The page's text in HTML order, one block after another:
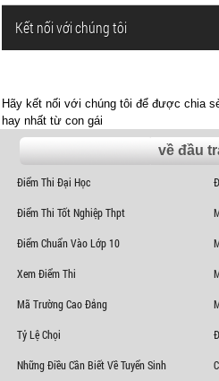
Kết nối với chúng tôi
Hãy kết nối với chúng tôi để được chia
hay nhất từ con gái
về đầu
Điểm Thi Đại Học
Điểm Thi Tốt Nghiệp Thpt
Điểm Chuẩn Vào Lớp 10
Xem Điểm Thi
Mã Trường Cao Đẳng
Tỷ Lệ Chọi
Những Điều Cần Biết Về Tuyển Sinh